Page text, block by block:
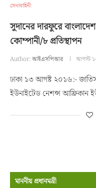
সেনাবাহিনী
সুদানের দারফুরে বাংলাদেশ
কোম্পানী/৮ প্রতিস্থাপন
Author:আইএসপিআর আগস্ট
ঢাকা ১৩ আগষ্ট ২০১৬:-
ইউনাইটেড নেশন্স আফ্রিকান
মাননীয় প্রধানমন্রী